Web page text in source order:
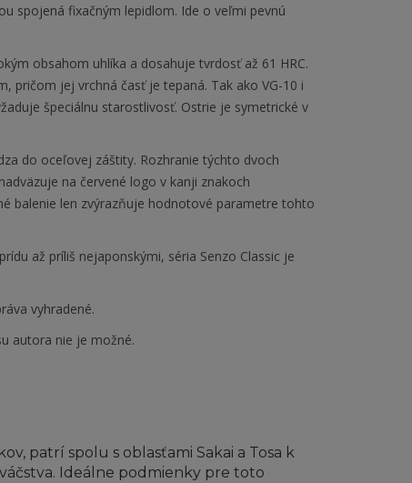
spojená fixačným lepidlom. Ide o veľmi pevnú
obsahom uhlíka a dosahuje tvrdosť až 61 HRC.
pričom jej vrchná časť je tepaná. Tak ako VG-10 i
špeciálnu starostlivosť. Ostrie je symetrické v
do oceľovej záštity. Rozhranie týchto dvoch
na červené logo v kanji znakoch
balenie len zvýrazňuje hodnotové parametre tohto
až príliš nejaponskými, séria Senzo Classic je
vyhradené.
autora nie je možné.
patrí spolu s oblasťami Sakai a Tosa k
Ideálne podmienky pre toto